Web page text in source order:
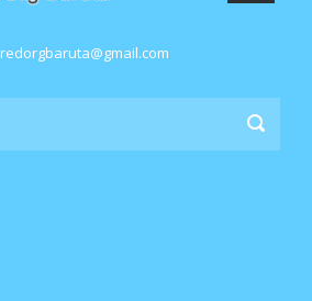
redorgbaruta@gmail.com